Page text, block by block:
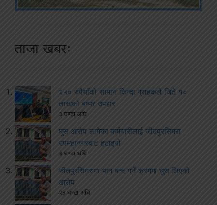
ताजा खबरः
२५० रुपैयाँको सामान किन्दा ग्राहकले जिते १०
लाखको बम्पर उपहार
३ घण्टा अघि
घुस आरोप लागेका कर्मचारीलाई जीतपुरसिमरा
उपमहानगरबाट हटाइयो
३ घण्टा अघि
जीतपुरसिमरामा पान बन्द गर्ने क्रममा घुस लिएको
आरोप
२३ घण्टा अघि